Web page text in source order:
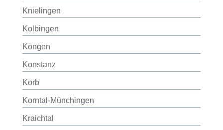
Knielingen
Kolbingen
Köngen
Konstanz
Korb
Korntal-Münchingen
Kraichtal